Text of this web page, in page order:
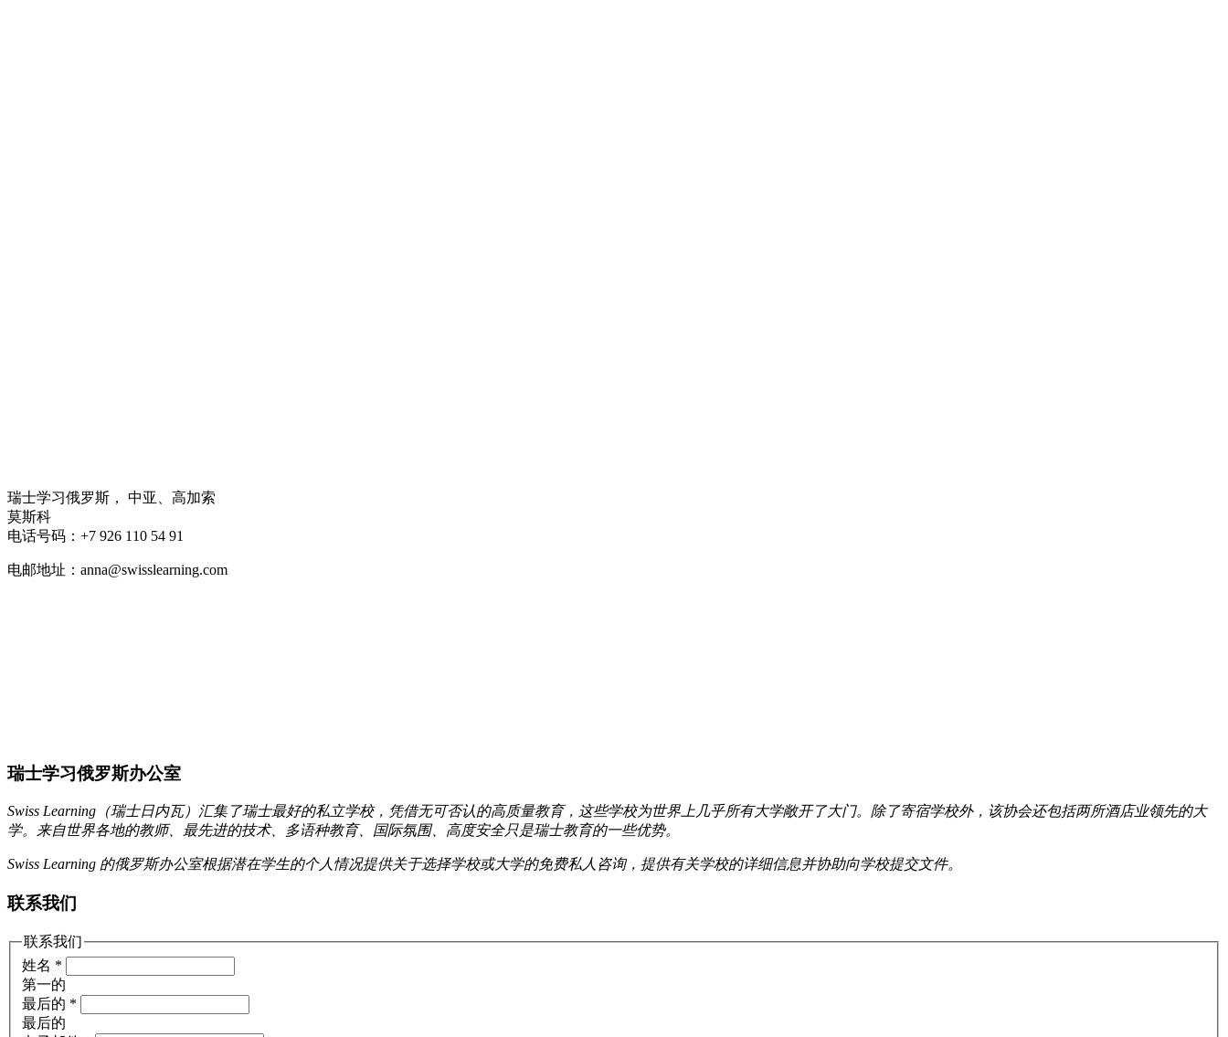
瑞士学习俄罗斯， 中亚、高加索
莫斯科
电话号码：+7 926 110 54 91
电邮地址：anna@swisslearning.com
瑞士学习俄罗斯办公室
Swiss Learning（瑞士日内瓦）汇集了瑞士最好的私立学校，凭借无可否认的高质量教育，这些学校为世界上几乎所有大学敞开了大门。除了寄宿学校外，该协会还包括两所酒店业领先的大
学。来自世界各地的教师、最先进的技术、多语种教育、国际氛围、高度安全只是瑞士教育的一些优势。
Swiss Learning 的俄罗斯办公室根据潜在学生的个人情况提供关于选择学校或大学的免费私人咨询，提供有关学校的详细信息并协助向学校提交文件。
联系我们
联系我们
姓名 *
第一的
最后的 *
最后的